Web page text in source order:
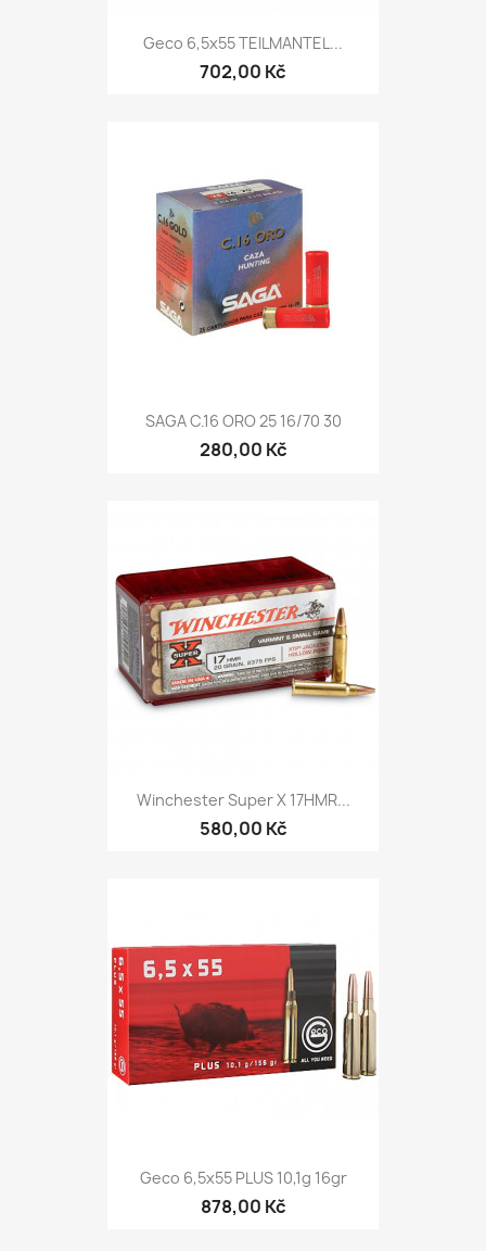
Geco 6,5x55 TEILMANTEL...
702,00 Kč
SAGA C.16 ORO 25 16/70 30
280,00 Kč
Winchester Super X 17HMR...
580,00 Kč
Geco 6,5x55 PLUS 10,1g 16gr
878,00 Kč